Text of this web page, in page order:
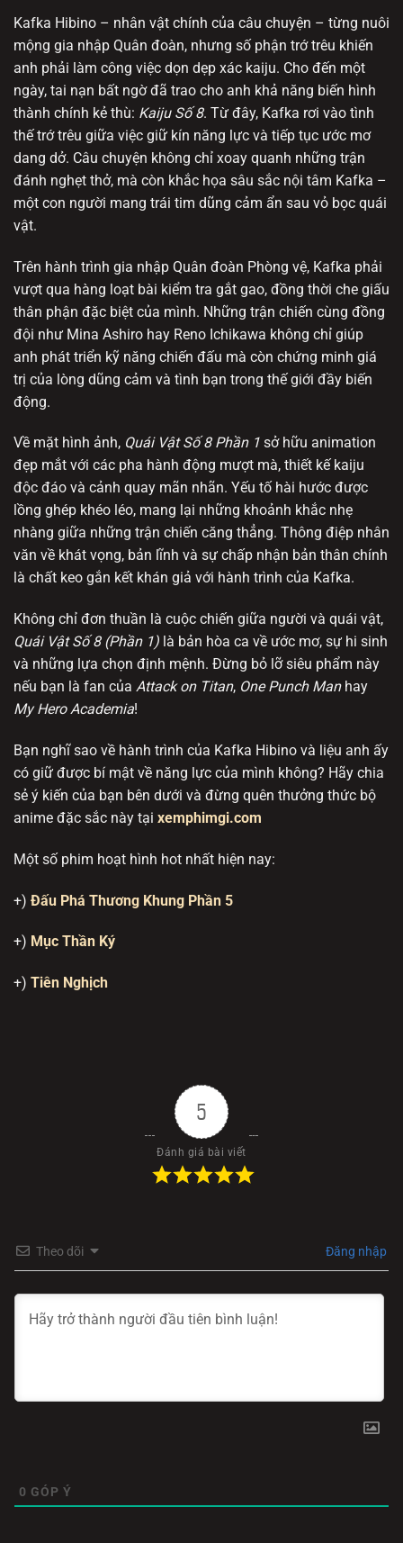
Kafka Hibino – nhân vật chính của câu chuyện – từng nuôi
mộng gia nhập Quân đoàn, nhưng số phận trớ trêu khiến
anh phải làm công việc dọn dẹp xác kaiju. Cho đến một
ngày, tai nạn bất ngờ đã trao cho anh khả năng biến hình
thành chính kẻ thù: Kaiju Số 8. Từ đây, Kafka rơi vào tình
thế trớ trêu giữa việc giữ kín năng lực và tiếp tục ước mơ
dang dở. Câu chuyện không chỉ xoay quanh những trận
đánh nghẹt thở, mà còn khắc họa sâu sắc nội tâm Kafka –
một con người mang trái tim dũng cảm ẩn sau vỏ bọc quái
vật.
Trên hành trình gia nhập Quân đoàn Phòng vệ, Kafka phải
vượt qua hàng loạt bài kiểm tra gắt gao, đồng thời che giấu
thân phận đặc biệt của mình. Những trận chiến cùng đồng
đội như Mina Ashiro hay Reno Ichikawa không chỉ giúp
anh phát triển kỹ năng chiến đấu mà còn chứng minh giá
trị của lòng dũng cảm và tình bạn trong thế giới đầy biến
động.
Về mặt hình ảnh, Quái Vật Số 8 Phần 1 sở hữu animation
đẹp mắt với các pha hành động mượt mà, thiết kế kaiju
độc đáo và cảnh quay mãn nhãn. Yếu tố hài hước được
lồng ghép khéo léo, mang lại những khoảnh khắc nhẹ
nhàng giữa những trận chiến căng thẳng. Thông điệp nhân
văn về khát vọng, bản lĩnh và sự chấp nhận bản thân chính
là chất keo gắn kết khán giả với hành trình của Kafka.
Không chỉ đơn thuần là cuộc chiến giữa người và quái vật,
Quái Vật Số 8 (Phần 1) là bản hòa ca về ước mơ, sự hi sinh
và những lựa chọn định mệnh. Đừng bỏ lỡ siêu phẩm này
nếu bạn là fan của Attack on Titan, One Punch Manhay
My Hero Academia!
Bạn nghĩ sao về hành trình của Kafka Hibino và liệu anh ấy
có giữ được bí mật về năng lực của mình không? Hãy chia
sẻ ý kiến của bạn bên dưới và đừng quên thưởng thức bộ
anime đặc sắc này tại xemphimgi.com
Một số phim hoạt hình hot nhất hiện nay:
+) Đấu Phá Thương Khung Phần 5
+) Mục Thần Ký
+) Tiên Nghịch
5
Đánh giá bài viết
Theo dõi Đăng nhập
0 GÓP Ý